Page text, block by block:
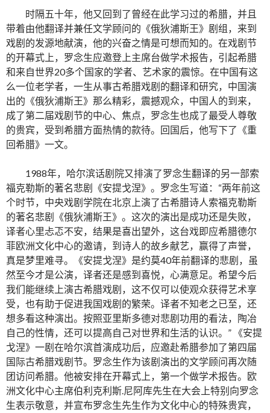
时隔五十年，他又回到了曾经在此学习过的希腊，并且
带着由他翻译并兼任文学顾问的《俄狄浦斯王》剧组，来到
戏剧的发源地献演，他的兴奋之情是可想而知的。在戏剧节
的开幕式上，罗念生应邀登上主席台做学术报告，引起希腊
和来自世界20多个国家的学者、艺术家的震惊。在中国有这
么一位老学者，一生从事古希腊戏剧的翻译和研究，中国演
出的《俄狄浦斯王》那么精彩，震撼观众，中国人的到来，
成了第二届戏剧节的中心、焦点，罗念生也成了最受人尊敬
的贵宾，受到希腊方面热情的款待。回国后，他写下了《重
回希腊》一文。
1988年，哈尔滨话剧院又排演了罗念生翻译的另一部索
福克勒斯的著名悲剧《安提戈涅》。罗念生写道：“两年前这
个时节，中央戏剧学院在北京上演了古希腊诗人索福克勒斯
的著名悲剧《俄狄浦斯王》。这次的演出是成功还是失败，
译者心里忐忑不安，结果是喜出望外，这台戏即应希腊德尔
菲欧洲文化中心的邀请，到诗人的故乡献艺，赢得了声誉，
真是梦里难寻。《安提戈涅》是约莫40年前翻译的悲剧，虽
然至今才是公演，译者还是感到喜悦，心满意足。希望今后
我们能继续上演古希腊戏剧，这不仅可以使观众获得艺术享
受，也有助于促进我国戏剧的繁荣。译者不知老之已至，还
想多看这种演出。按照亚里斯多德对悲剧功用的看法，陶冶
自己的性情，还可以提高自己对世界和生活的认识。” 《安提
戈涅》一剧在哈尔滨首演成功后，应邀赴希腊参加了第四届
国际古希腊戏剧节。罗念生作为该剧演出的文学顾问再次随
团访问希腊。他被安排在开幕式上，第一个做学术报告。欧
洲文化中心主席伯利克利斯.尼阿库先生在大会上特别向罗念
生表示敬意，并宣布罗念生先生作为文化中心的特殊贵宾，